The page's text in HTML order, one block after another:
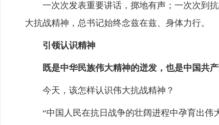
一次次发表重要讲话，掷地有声；一次次到抗
大抗战精神，总书记始终念兹在兹、身体力行。
引领认识精神
既是中华民族伟大精神的迸发，也是中国共产
今天，该怎样认识伟大抗战精神？
“中国人民在抗日战争的壮阔进程中孕育出伟